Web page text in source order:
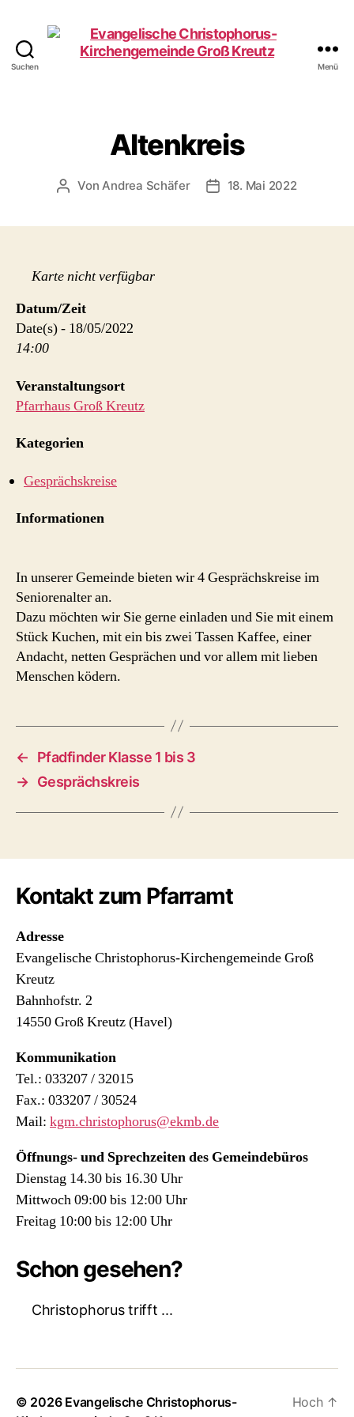
Suchen
Groß
Kreutz
Menü
Altenkreis
Beitragsautor
VonAndrea Schäfer Beitragsdatum
18. Mai 2022
Karte nicht verfügbar
Datum/Zeit
Date(s) - 18/05/2022
14:00
Veranstaltungsort
Pfarrhaus Groß Kreutz
Kategorien
Gesprächskreise
Informationen
In unserer Gemeinde bieten wir 4 Gesprächskreise im
Seniorenalter an.
Dazu möchten wir Sie gerne einladen und Sie mit einem
Stück Kuchen, mit ein bis zwei Tassen Kaffee, einer
Andacht, netten Gesprächen und vor allem mit lieben
Menschen ködern.
←
Pfadfinder Klasse 1 bis 3
→ Gesprächskreis
Kontakt zum Pfarramt
Adresse
Evangelische Christophorus-Kirchengemeinde Groß
Kreutz
Bahnhofstr. 2
14550 Groß Kreutz (Havel)
Kommunikation
Tel.: 033207 / 32015
Fax.: 033207 / 30524
Mail: kgm.christophorus@ekmb.de
Öffnungs- und Sprechzeiten des Gemeindebüros
Dienstag 14.30 bis 16.30 Uhr
Mittwoch 09:00 bis 12:00 Uhr
Freitag 10:00 bis 12:00 Uhr
Schon gesehen?
Christophorus trifft ...
© 2026 Evangelische Christophorus-
Hoch ↑